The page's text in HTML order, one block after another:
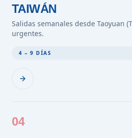
TAIWÁN
Salidas semanales desde Taoyuan
urgentes.
4 – 9 DÍAS
04